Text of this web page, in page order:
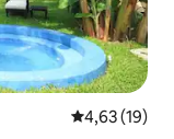
Évaluation
4,63 (19)